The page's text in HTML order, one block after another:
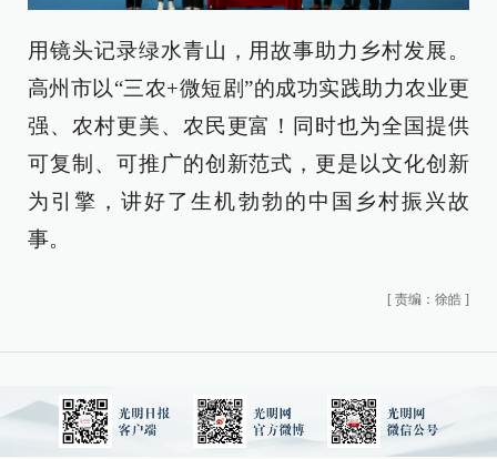
用镜头记录绿水青山，用故事助力乡村发展。
高州市以“三农+微短剧”的成功实践助力农业更
强、农村更美、农民更富！同时也为全国提供
可复制、可推广的创新范式，更是以文化创新
为引擎，讲好了生机勃勃的中国乡村振兴故
事。
[ 责编：徐皓 ]